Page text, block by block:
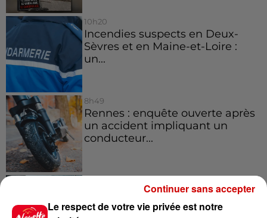
10h20
Incendies suspects en Deux-
Sèvres et en Maine-et-Loire :
un...
8h49
Rennes : enquête ouverte après
un accident impliquant un
conducteur...
Aide carburant pour les "grands
rouleurs" : le délai pour la...
Le respect de votre vie privée est notre
Continuer sans accepter